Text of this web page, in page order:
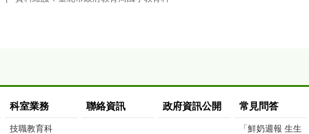
科室業務
技職教育科
聯絡資訊 政府資訊公開 常見問答
「鮮奶週報 生生